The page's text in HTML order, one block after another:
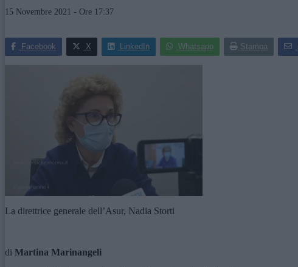
15 Novembre 2021 - Ore 17:37
Facebook X LinkedIn Whatsapp Stampa
La direttrice generale dell’Asur, Nadia Storti
di Martina Marinangeli